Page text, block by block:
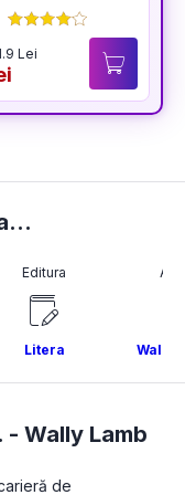
Lei
Editura
Litera Wally
- Wally Lamb
de